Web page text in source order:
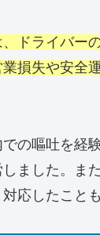
ドライバー
損失や安全
の嘔吐を経
ました。ま
応したこと